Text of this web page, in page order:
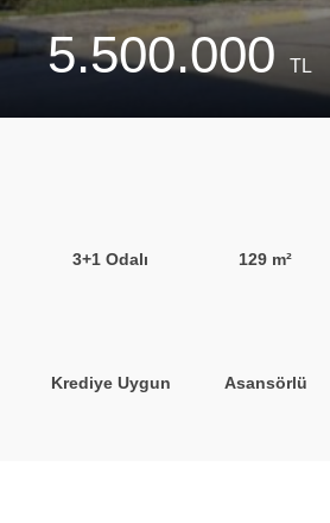
5.500.000 TL
3+1 Odalı 129 m²
Krediye Uygun Asansörlü